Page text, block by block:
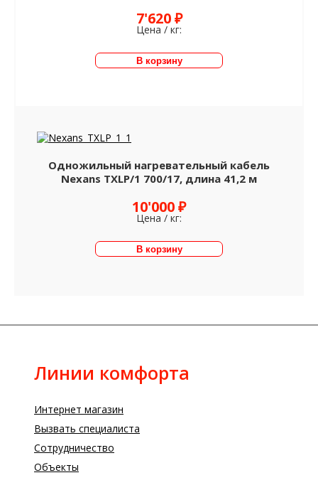
7'620 ₽
Цена / кг:
Одножильный нагревательный кабель
Nexans TXLP/1 700/17, длина 41,2 м
10'000 ₽
Цена / кг:
Линии комфорта
Интернет магазин
Вызвать специалиста
Сотрудничество
Объекты